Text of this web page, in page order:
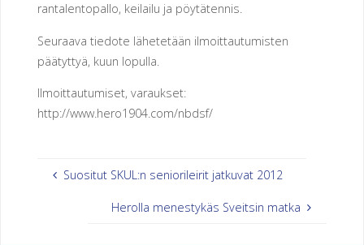
H
ER
O
RY
rantalentopallo, keilailu ja pöytätennis.
Seuraava tiedote lähetetään ilmoittautumisten
päätyttyä, kuun lopulla.
Ilmoittautumiset, varaukset:
http://www.hero1904.com/nbdsf/
Suositut SKUL:n seniorileirit jatkuvat 2012
Herolla menestykäs Sveitsin matka